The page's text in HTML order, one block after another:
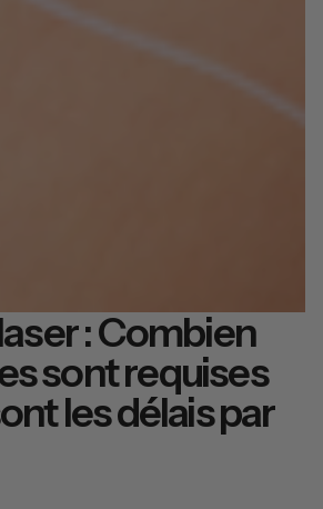
: Combien
sont requises
les délais par